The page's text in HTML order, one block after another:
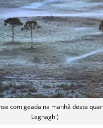
com geada na manhã desta
Legnaghi)